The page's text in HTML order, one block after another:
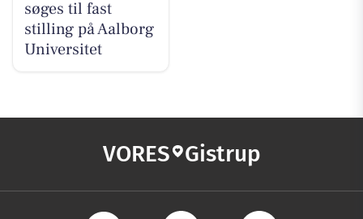
søges til fast
stilling på Aalborg
Universitet
VORES Gistrup